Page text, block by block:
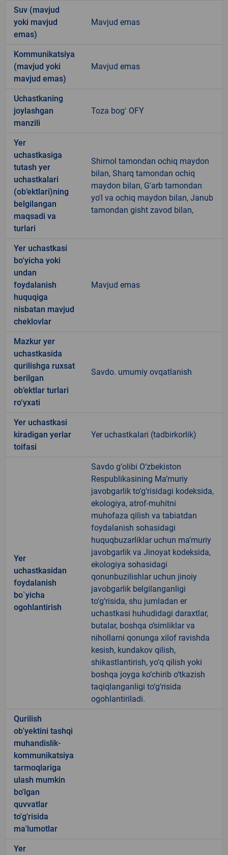
Suv (mavjud
yoki mavjud
emas)
Mavjud emas
Kommunikatsiya
(mavjud yoki
mavjud emas)
Mavjud emas
Uchastkaning
joylashgan
manzili
Toza bogʻ OFY
Yer
uchastkasiga
tutash yer
uchastkalari
(ob’ektlari)ning
belgilangan
maqsadi va
turlari
Shimol tamondan ochiq maydon
bilan, Sharq tamondan ochiq
maydon bilan, G'arb tamondan
yo'l va ochiq maydon bilan, Janub
tamondan gisht zavod bilan,
Yer uchastkasi
bo‘yicha yoki
undan
foydalanish
huquqiga
nisbatan mavjud
cheklovlar
Mavjud emas
Mazkur yer
uchastkasida
qurilishga ruxsat
berilgan
ob’ektlar turlari
ro‘yxati
Savdo. umumiy ovqatlanish
Yer uchastkasi
kiradigan yerlar
toifasi
Yer uchastkalari (tadbirkorlik)
Yer
uchastkasidan
foydalanish
bo`yicha
ogohlantirish
Savdo g‘olibi O‘zbekiston
Respublikasining Ma’muriy
javobgarlik to‘g‘risidagi kodeksida,
ekologiya, atrof-muhitni
muhofaza qilish va tabiatdan
foydalanish sohasidagi
huquqbuzarliklar uchun ma’muriy
javobgarlik va Jinoyat kodeksida,
ekologiya sohasidagi
qonunbuzilishlar uchun jinoiy
javobgarlik belgilanganligi
to‘g‘risida, shu jumladan er
uchastkasi huhudidagi daraxtlar,
butalar, boshqa o‘simliklar va
nihollarni qonunga xilof ravishda
kesish, kundakov qilish,
shikastlantirish, yo‘q qilish yoki
boshqa joyga ko‘chirib o‘tkazish
taqiqlanganligi to‘g‘risida
ogohlantiriladi.
Qurilish
ob'yektini tashqi
muhandislik-
kommunikatsiya
tarmoqlariga
ulash mumkin
bo'lgan
quvvatlar
to'g'risida
ma'lumotlar
Yer